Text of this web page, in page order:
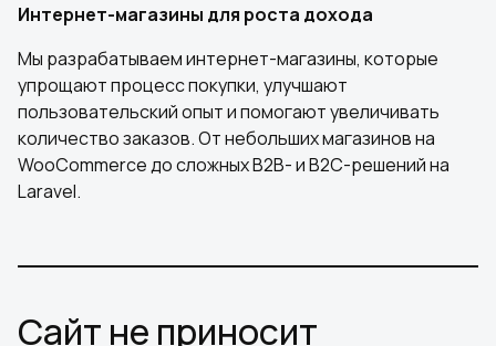
Интернет-магазины для роста дохода
Мы разрабатываем интернет-магазины, которые
упрощают процесс покупки, улучшают
пользовательский опыт и помогают увеличивать
количество заказов. От небольших магазинов на
WooCommerce до сложных B2B- и B2C-решений на
Laravel.
Сайт не приносит